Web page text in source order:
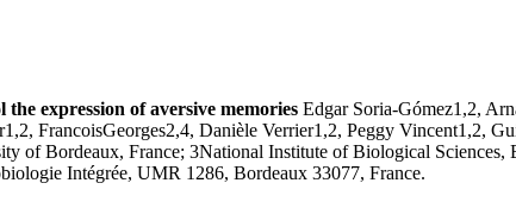
expression of aversive memories Edgar Soria-Gómez1,2,
FrancoisGeorges2,4, Danièle Verrier1,2, Peggy
of Bordeaux, France; 3National Institute of Biological
Intégrée, UMR 1286, Bordeaux 33077, France.